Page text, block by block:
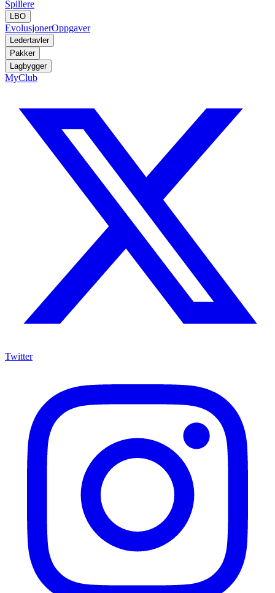
Spillere
LBO
EvolusjonerOppgaver
Ledertavler
Pakker
Lagbygger
MyClub
Twitter